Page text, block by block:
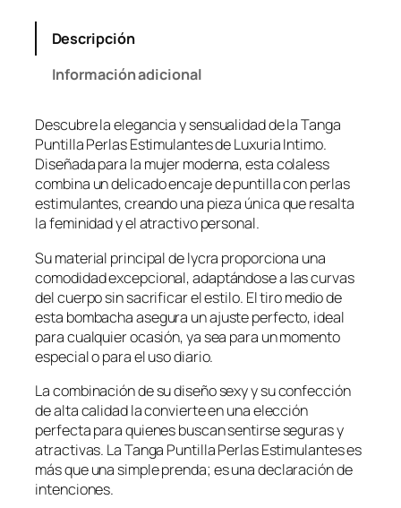
Descripción
Información adicional
Descubre la elegancia y sensualidad de la Tanga
Puntilla Perlas Estimulantes de Luxuria Intimo.
Diseñada para la mujer moderna, esta colaless
combina un delicado encaje de puntilla con perlas
estimulantes, creando una pieza única que resalta
la feminidad y el atractivo personal.
Su material principal de lycra proporciona una
comodidad excepcional, adaptándose a las curvas
del cuerpo sin sacrificar el estilo. El tiro medio de
esta bombacha asegura un ajuste perfecto, ideal
para cualquier ocasión, ya sea para un momento
especial o para el uso diario.
La combinación de su diseño sexy y su confección
de alta calidad la convierte en una elección
perfecta para quienes buscan sentirse seguras y
atractivas. La Tanga Puntilla Perlas Estimulantes es
más que una simple prenda; es una declaración de
intenciones.